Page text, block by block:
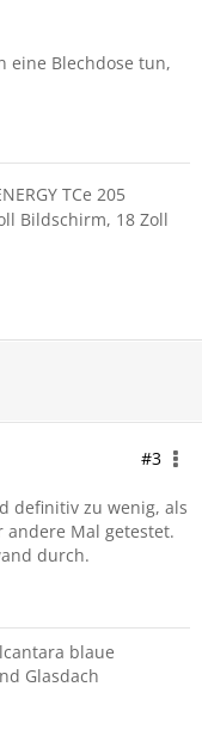
eine Blechdose tun,
TCe 205
Bildschirm, 18 Zoll
#3
definitiv zu wenig, als
andere Mal getestet.
durch.
blaue
Glasdach